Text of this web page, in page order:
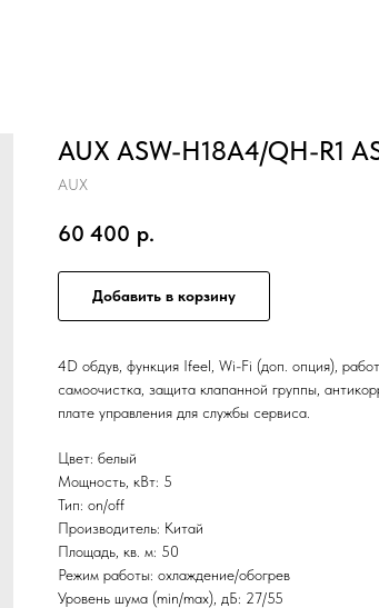
AUX ASW-H18A4/QH-R1
AUX
60 400 р.
Добавить в корзину
4D обдув, функция Ifeel, Wi-Fi (доп. опция),
самоочистка, защита клапанной группы,
плате управления для службы сервиса.
Цвет: белый
Мощность, кВт: 5
Тип: on/off
Производитель: Китай
Площадь, кв. м: 50
Режим работы: охлаждение/обогрев
Уровень шума (min/max), дБ: 27/55